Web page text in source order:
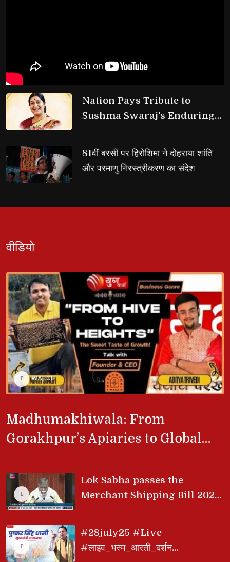
Nation Pays Tribute to
Sushma Swaraj's Enduring
81वीं बरसी पर हिरोशिमा ने दोहराया शांति
और परमाणु निरस्त्रीकरण का संदेश
वीडियो
WATCH
Madhumakhiwala: From
Gorakhpur’s Apiaries to Global
Becomes a Symbol of New Uttar
Pradesh’s Growth
WATCH
Lok Sabha passes the
Merchant Shipping Bill 2024
WATCH
#28july25 #Live​
#लाइव_भस्म_आरती_दर्शन​